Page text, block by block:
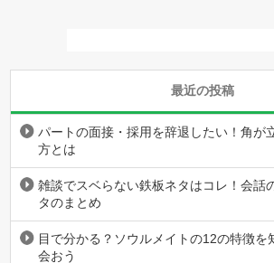
最近の投稿
パートの面接・採用を辞退したい！角が
方とは
雑談でスベらない鉄板ネタはコレ！会話
タのまとめ
目で分かる？ソウルメイトの12の特徴を
会おう